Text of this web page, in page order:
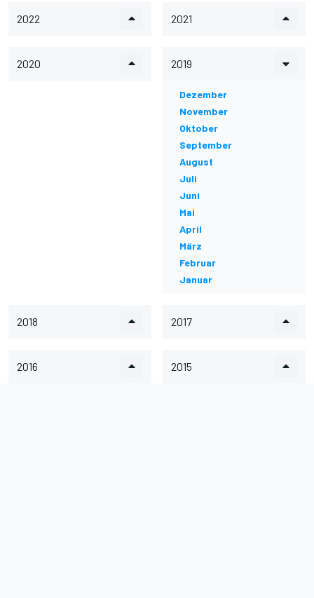
2022 2021
2020 2019
Dezember
November
Oktober
September
August
Juli
Juni
Mai
April
März
Februar
Januar
2018 2017
2016 2015